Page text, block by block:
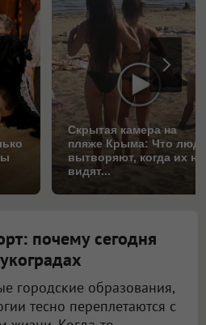
Скрытая камера на
пляже Крыма: Что
вытворяют, когда их не
видят...
почему сегодня
городские образования,
тесно переплетаются с